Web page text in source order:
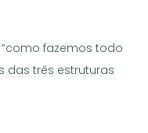
fazemos todo
das três estruturas